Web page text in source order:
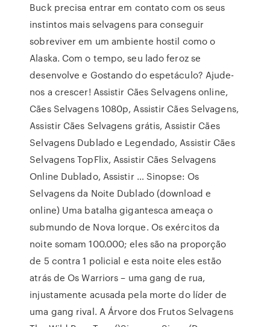
Buck precisa entrar em contato com os seus
instintos mais selvagens para conseguir
sobreviver em um ambiente hostil como o
Alaska. Com o tempo, seu lado feroz se
desenvolve e Gostando do espetáculo? Ajude-
nos a crescer! Assistir Cães Selvagens online,
Cães Selvagens 1080p, Assistir Cães Selvagens,
Assistir Cães Selvagens grátis, Assistir Cães
Selvagens Dublado e Legendado, Assistir Cães
Selvagens TopFlix, Assistir Cães Selvagens
Online Dublado, Assistir … Sinopse: Os
Selvagens da Noite Dublado (download e
online) Uma batalha gigantesca ameaça o
submundo de Nova Iorque. Os exércitos da
noite somam 100.000; eles são na proporção
de 5 contra 1 policial e esta noite eles estão
atrás de Os Warriors – uma gang de rua,
injustamente acusada pela morte do líder de
uma gang rival. A Árvore dos Frutos Selvagens